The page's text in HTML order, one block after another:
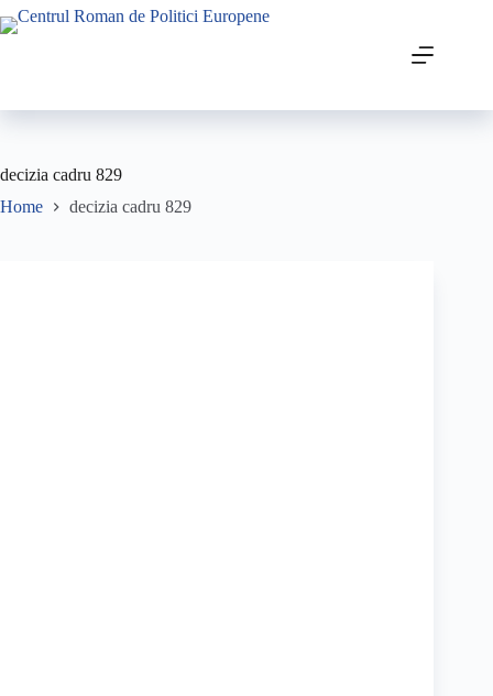
decizia cadru 829
Home
decizia cadru 829